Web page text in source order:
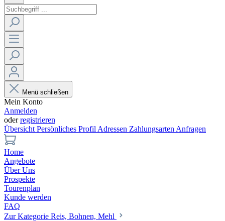
Menü schließen
Mein Konto
Anmelden
oderregistrieren
Übersicht Persönliches Profil Adressen Zahlungsarten Anfragen
Home
Angebote
Über Uns
Prospekte
Tourenplan
Kunde werden
FAQ
Zur Kategorie Reis, Bohnen, Mehl